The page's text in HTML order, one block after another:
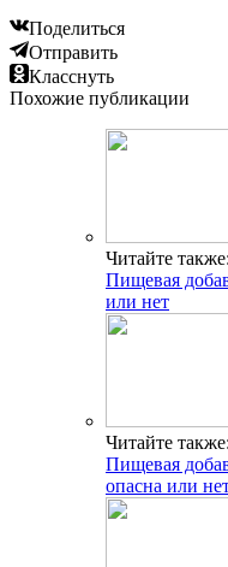
Поделиться
Отправить
Класснуть
Похожие публикации
Читайте также:
Пищевая
или нет
Читайте также:
Пищевая
опасна или